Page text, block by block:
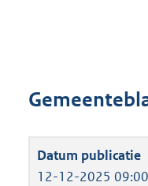
12-12-2025 09:00